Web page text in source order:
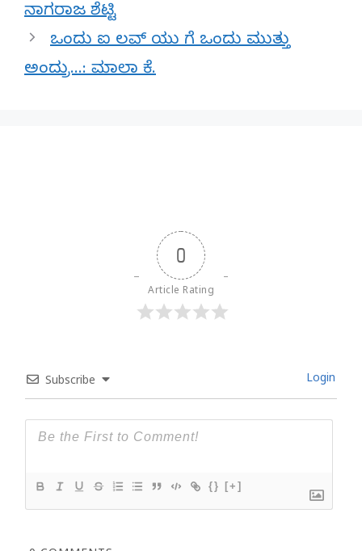
ನಾಗರಾಜ ಶೆಟ್ಟಿ
ಒಂದು ಐ ಲವ್ ಯು ಗೆ ಒಂದು ಮುತ್ತು
ಅಂದ್ರು…: ಮಾಲಾ ಕೆ.
0
Article Rating
Subscribe Login
{} [+]